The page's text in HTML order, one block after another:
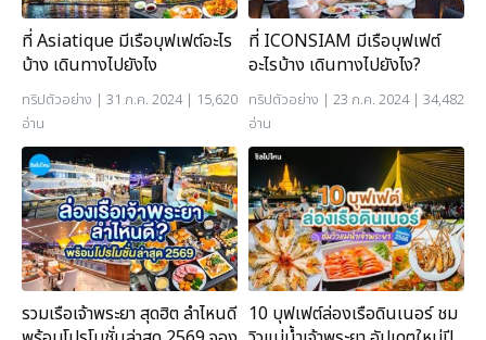
ที่ Asiatique มีเรือบุฟเฟต์อะไร
บ้าง เดินทางไปยังไง
ทริปตัวอย่าง | 31 ก.ค. 2024 | 15,620
อ่าน
ที่ ICONSIAM มีเรือบุฟเฟต์
อะไรบ้าง เดินทางไปยังไง?
ทริปตัวอย่าง | 23 ก.ค. 2024 | 34,482
อ่าน
รวมเรือเจ้าพระยา สุดฮิต ลำไหนดี 10 บุฟเฟต์ล่องเรือดินเนอร์ ชม